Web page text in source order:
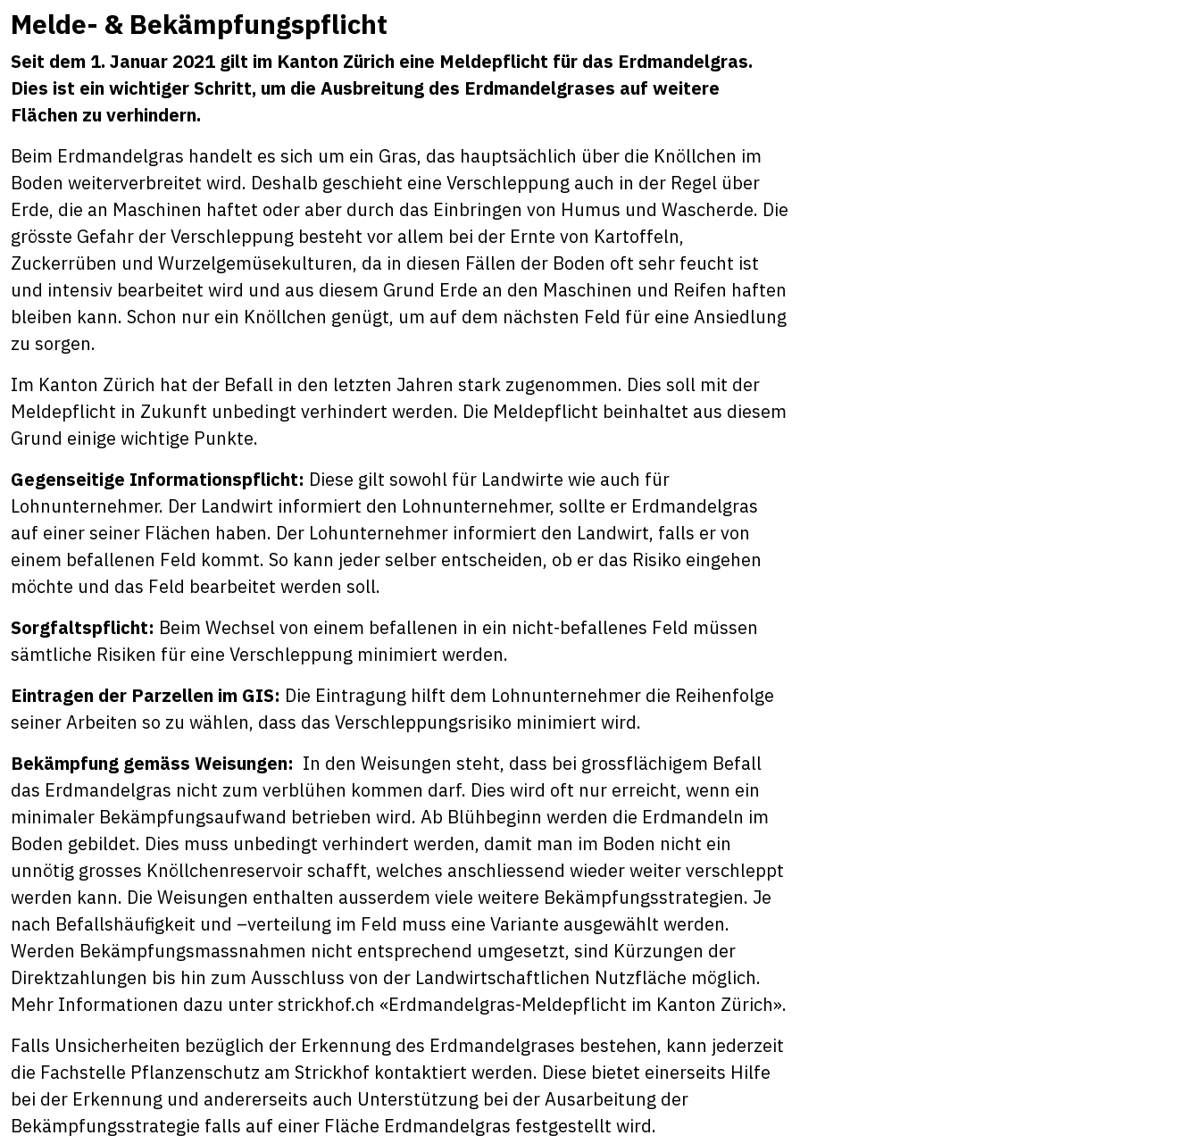
Melde- & Bekämpfungspflicht
Seit dem 1. Januar 2021 gilt im Kanton Zürich eine Meldepflicht für das Erdmandelgras.
Dies ist ein wichtiger Schritt, um die Ausbreitung des Erdmandelgrases auf weitere
Flächen zu verhindern.
Beim Erdmandelgras handelt es sich um ein Gras, das hauptsächlich über die Knöllchen im
Boden weiterverbreitet wird. Deshalb geschieht eine Verschleppung auch in der Regel über
Erde, die an Maschinen haftet oder aber durch das Einbringen von Humus und Wascherde. Die
grösste Gefahr der Verschleppung besteht vor allem bei der Ernte von Kartoffeln,
Zuckerrüben und Wurzelgemüsekulturen, da in diesen Fällen der Boden oft sehr feucht ist
und intensiv bearbeitet wird und aus diesem Grund Erde an den Maschinen und Reifen haften
bleiben kann. Schon nur ein Knöllchen genügt, um auf dem nächsten Feld für eine Ansiedlung
zu sorgen.
Im Kanton Zürich hat der Befall in den letzten Jahren stark zugenommen. Dies soll mit der
Meldepflicht in Zukunft unbedingt verhindert werden. Die Meldepflicht beinhaltet aus diesem
Grund einige wichtige Punkte.
Gegenseitige Informationspflicht: Diese gilt sowohl für Landwirte wie auch für
Lohnunternehmer. Der Landwirt informiert den Lohnunternehmer, sollte er Erdmandelgras
auf einer seiner Flächen haben. Der Lohunternehmer informiert den Landwirt, falls er von
einem befallenen Feld kommt. So kann jeder selber entscheiden, ob er das Risiko eingehen
möchte und das Feld bearbeitet werden soll.
Sorgfaltspflicht: Beim Wechsel von einem befallenen in ein nicht-befallenes Feld müssen
sämtliche Risiken für eine Verschleppung minimiert werden.
Eintragen der Parzellen im GIS: Die Eintragung hilft dem Lohnunternehmer die Reihenfolge
seiner Arbeiten so zu wählen, dass das Verschleppungsrisiko minimiert wird.
Bekämpfung gemäss Weisungen: In den Weisungen steht, dass bei grossflächigem Befall
das Erdmandelgras nicht zum verblühen kommen darf. Dies wird oft nur erreicht, wenn ein
minimaler Bekämpfungsaufwand betrieben wird. Ab Blühbeginn werden die Erdmandeln im
Boden gebildet. Dies muss unbedingt verhindert werden, damit man im Boden nicht ein
unnötig grosses Knöllchenreservoir schafft, welches anschliessend wieder weiter verschleppt
werden kann. Die Weisungen enthalten ausserdem viele weitere Bekämpfungsstrategien. Je
nach Befallshäufigkeit und –verteilung im Feld muss eine Variante ausgewählt werden.
Werden Bekämpfungsmassnahmen nicht entsprechend umgesetzt, sind Kürzungen der
Direktzahlungen bis hin zum Ausschluss von der Landwirtschaftlichen Nutzfläche möglich.
Mehr Informationen dazu unterstrickhof.ch «Erdmandelgras-Meldepflicht im Kanton Zürich».
Falls Unsicherheiten bezüglich der Erkennung des Erdmandelgrases bestehen, kann jederzeit
die Fachstelle Pflanzenschutz am Strickhof kontaktiert werden. Diese bietet einerseits Hilfe
bei der Erkennung und andererseits auch Unterstützung bei der Ausarbeitung der
Bekämpfungsstrategie falls auf einer Fläche Erdmandelgras festgestellt wird.